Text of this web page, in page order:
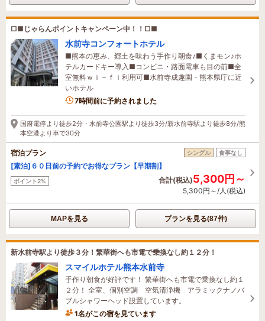
□■じゃらんポイントキャンペーン中！！□■
水前寺コンフォートホテル
■熊本の恵み、郷土を味わう手作り朝食♪■くまモン♪ホ
テルカードキー導入■コンビニ・路面電車も目の前■全
室無料ｗｉ－ｆｉ利用可■水前寺成趣園・熊本県庁に近
いホテル
7時間前に予約されました
国府電停より徒歩2分・水前寺公園駅より徒歩3分/新水前寺駅より徒歩8分/熊
本空港より車で30分
宿泊プラン シングル 食事なし
[素泊]６０日前の予約でお得なプラン【早期割】
ポイント2% 合計(税込)5,300円～
5,300円～/人(税込)
MAPを見る プランを見る(87件)
新水前寺駅より徒歩３分！繁華街へも市電で乗換なし約１２分！
スマイルホテル熊本水前寺
手作り朝食が好評です！ 繁華街へも市電で乗換なし約１
２分！ 全室、個別空調 空気清浄機 アラミックナノバ
ブルシャワーヘッド設置しています。
1名がこの宿を見ています